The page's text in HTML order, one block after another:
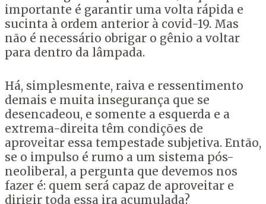
importante é garantir uma volta rápida e
sucinta à ordem anterior à covid-19. Mas
não é necessário obrigar o gênio a voltar
para dentro da lâmpada.
Há, simplesmente, raiva e ressentimento
demais e muita insegurança que se
desencadeou, e somente a esquerda e a
extrema-direita têm condições de
aproveitar essa tempestade subjetiva. Então,
se o impulso é rumo a um sistema pós-
neoliberal, a pergunta que devemos nos
fazer é: quem será capaz de aproveitar e
dirigir toda essa ira acumulada?